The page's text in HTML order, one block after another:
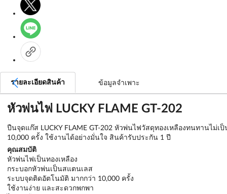
รายละเอียดสินค้า ข้อมูลจำเพาะ
หัวพ่นไฟ LUCKY FLAME GT-202
ปืนจุดแก๊ส LUCKY FLAME GT-202 หัวพ่นไฟวัสดุทองเหลืองทนทานไ
10,000 ครั้ง ใช้งานได้อย่างมั่นใจ สินค้ารับประกัน 1 ปี
คุณสมบัติ
หัวพ่นไฟเป็นทองเหลือง
กระบอกหัวพ่นเป็นสแตนเลส
ระบบจุดติดอัตโนมัติ มากกว่า 10,000 ครั้ง
ใช้งานง่าย และสะดวกพกพา